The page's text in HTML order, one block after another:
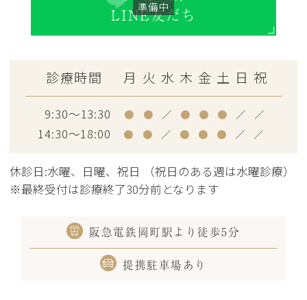
LINE友だち
診療時間 月 火 水 木 金 土 日 祝
9:30～13:30 ● ● ／ ● ● ● ／ ／
14:30～18:00 ● ● ／ ● ● ● ／ ／
休診日:水曜、日曜、祝日 （祝日のある週は水曜診療）
※最終受付は診療終了30分前となります
阪急電鉄岡町駅より徒歩5分
提携駐車場あり